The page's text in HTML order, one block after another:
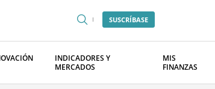
SUSCRÍBASE
INDICADORES Y
MERCADOS
MIS
FINANZAS